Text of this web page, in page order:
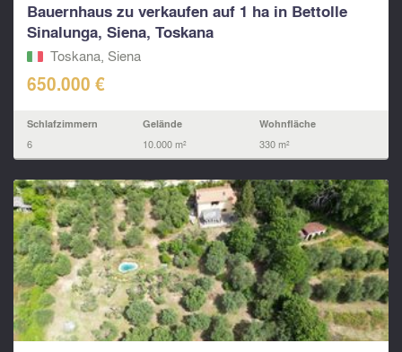
Bauernhaus zu verkaufen auf 1 ha in Bettolle
Sinalunga, Siena, Toskana
Toskana, Siena
650.000 €
Schlafzimmern
6
Gelände
10.000 m²
Wohnfläche
330 m²